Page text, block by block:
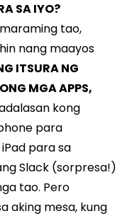
SA IYO?
tao,
nang maayos
ITSURA NG
MGA APPS,
kong
para
para sa
Slack (sorpresa!)
tao. Pero
aking mesa, kung